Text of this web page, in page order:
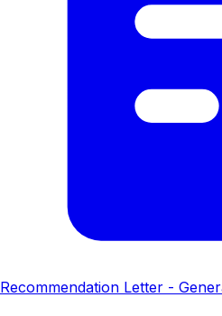
Recommendation Letter -